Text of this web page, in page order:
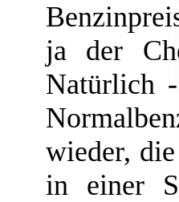
ja der
Natürlich
wieder,
in einer